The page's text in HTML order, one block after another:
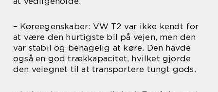
– Køreegenskaber: VW T2 var ikke kendt for
at være den hurtigste bil på vejen, men den
var stabil og behagelig at køre. Den havde
også en god trækkapacitet, hvilket gjorde
den velegnet til at transportere tungt gods.